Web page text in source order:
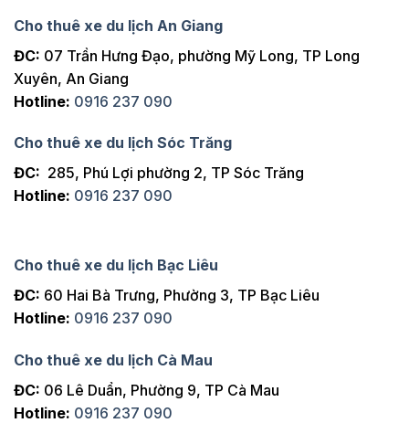
Cho thuê xe du lịch An Giang
ĐC: 07 Trần Hưng Đạo, phường Mỹ Long, TP Long
Xuyên, An Giang
Hotline: 0916 237 090
Cho thuê xe du lịch Sóc Trăng
ĐC: 285, Phú Lợi phường 2, TP Sóc Trăng
Hotline: 0916 237 090
Cho thuê xe du lịch Bạc Liêu
ĐC: 60 Hai Bà Trưng, Phường 3, TP Bạc Liêu
Hotline: 0916 237 090
Cho thuê xe du lịch Cà Mau
ĐC: 06 Lê Duẩn, Phường 9, TP Cà Mau
Hotline: 0916 237 090